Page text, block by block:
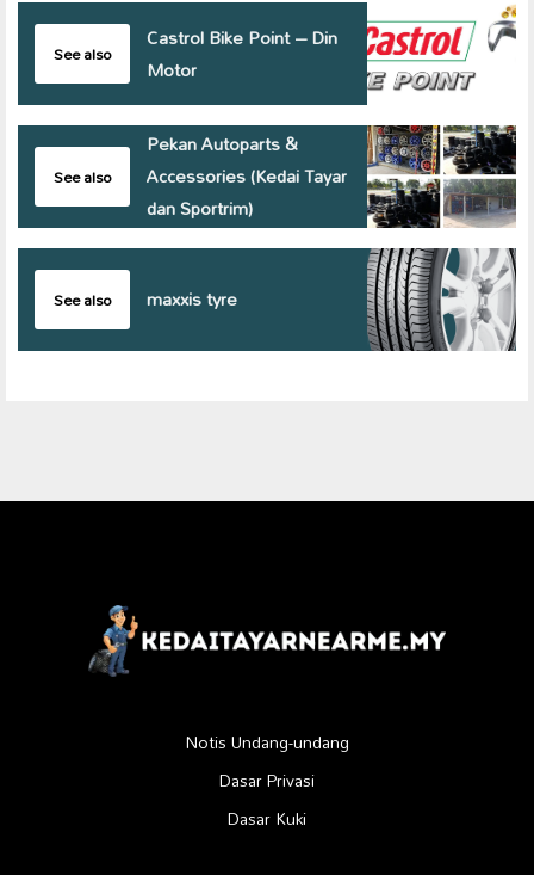
See also
Castrol Bike Point – Din
Motor
See also
Pekan Autoparts &
Accessories (Kedai Tayar
dan Sportrim)
See also maxxis tyre
Notis Undang-undang
Dasar Privasi
Dasar Kuki